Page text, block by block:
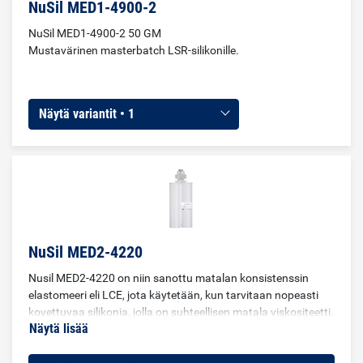
NuSil MED1-4900-2
NuSil MED1-4900-2 50 GM
Mustavärinen masterbatch LSR-silikonille.
Näytä variantit • 1
NuSil MED2-4220
Nusil MED2-4220 on niin sanottu matalan konsistenssin
elastomeeri eli LCE, jota käytetään, kun tarvitaan nopeasti
kovettuvaa silikonia, jolla on suhteellisen matala viskositeetti.
Tuote kovettuu lisäksi ja kovettuu huoneenlämmössä, mutta
Näytä lisää